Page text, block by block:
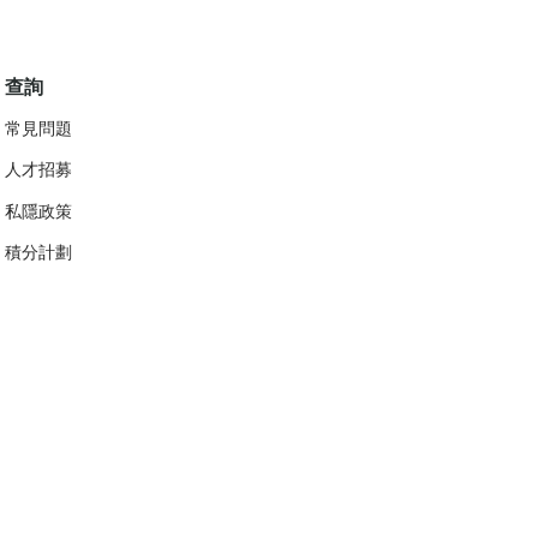
查詢
常見問題
人才招募
私隱政策
​積分計劃